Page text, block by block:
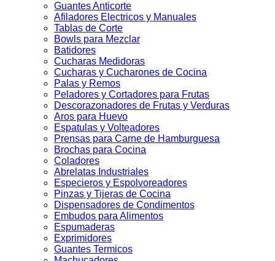
Guantes Anticorte
Afiladores Electricos y Manuales
Tablas de Corte
Bowls para Mezclar
Batidores
Cucharas Medidoras
Cucharas y Cucharones de Cocina
Palas y Remos
Peladores y Cortadores para Frutas
Descorazonadores de Frutas y Verduras
Aros para Huevo
Espatulas y Volteadores
Prensas para Carne de Hamburguesa
Brochas para Cocina
Coladores
Abrelatas Industriales
Especieros y Espolvoreadores
Pinzas y Tijeras de Cocina
Dispensadores de Condimentos
Embudos para Alimentos
Espumaderas
Exprimidores
Guantes Termicos